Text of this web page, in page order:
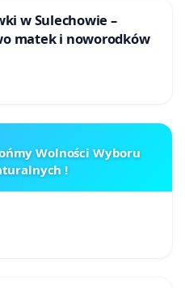
w Sulechowie –
matek i noworodków
Wolności Wyboru
!